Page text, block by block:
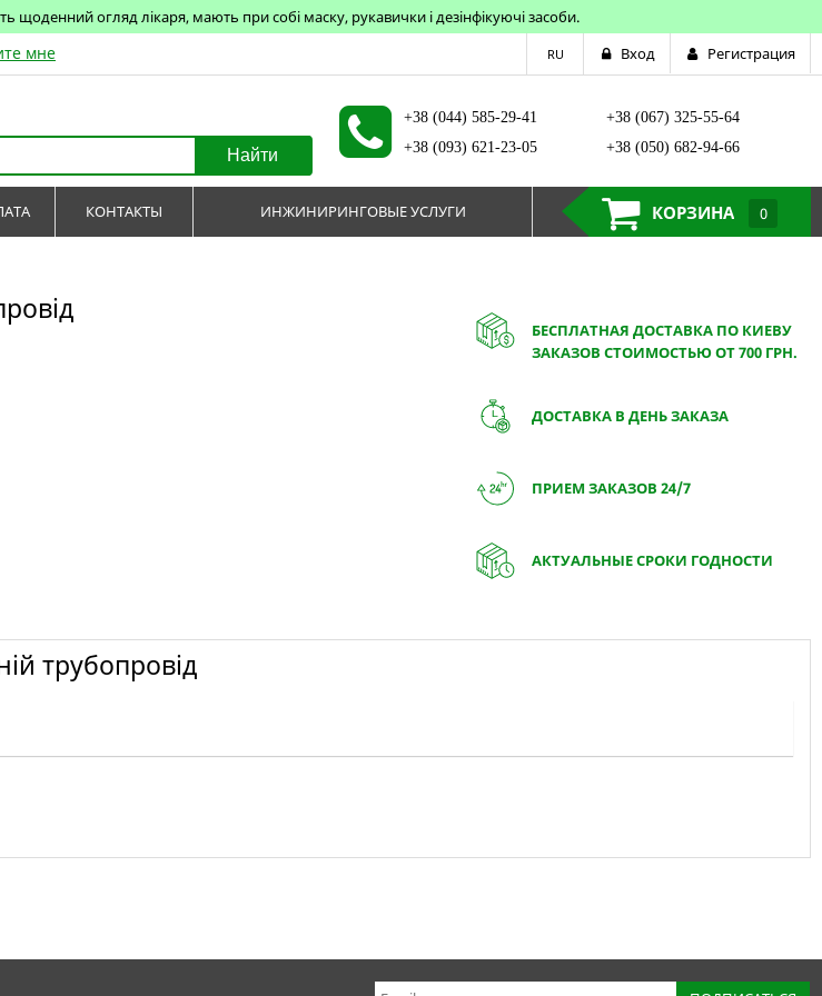
щоденний огляд лікаря, мають при собі маску, рукавички і дезінфікуючі засоби.
БЕСПЛАТНАЯ ДОСТАВКА ПО КИЕВУ
ЗАКАЗОВ СТОИМОСТЬЮ ОТ 700 ГРН.
ДОСТАВКА В ДЕНЬ ЗАКАЗА
ПРИЕМ ЗАКАЗОВ 24/7
АКТУАЛЬНЫЕ СРОКИ ГОДНОСТИ
трубопровід
мне RU Вход Регистрация
Найти
+38 (044) 585-29-41
+38 (093) 621-23-05
+38 (067) 325-55-64
+38 (050) 682-94-66
КОНТАКТЫ ИНЖИНИРИНГОВЫЕ УСЛУГИ КОРЗИНА 0